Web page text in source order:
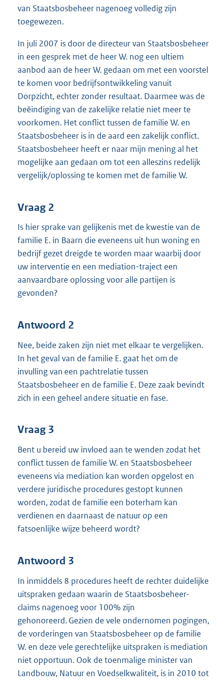
van Staatsbosbeheer nagenoeg volledig zijn
toegewezen.
In juli 2007 is door de directeur van Staatsbosbeheer
in een gesprek met de heer W. nog een ultiem
aanbod aan de heer W. gedaan om met een voorstel
te komen voor bedrijfsontwikkeling vanuit
Dorpzicht, echter zonder resultaat. Daarmee was de
beëindiging van de zakelijke relatie niet meer te
voorkomen. Het conflict tussen de familie W. en
Staatsbosbeheer is in de aard een zakelijk conflict.
Staatsbosbeheer heeft er naar mijn mening al het
mogelijke aan gedaan om tot een alleszins redelijk
vergelijk/oplossing te komen met de familie W.
Vraag 2
Is hier sprake van gelijkenis met de kwestie van de
familie E. in Baarn die eveneens uit hun woning en
bedrijf gezet dreigde te worden maar waarbij door
uw interventie en een mediation-traject een
aanvaardbare oplossing voor alle partijen is
gevonden?
Antwoord 2
Nee, beide zaken zijn niet met elkaar te vergelijken.
In het geval van de familie E. gaat het om de
invulling van een pachtrelatie tussen
Staatsbosbeheer en de familie E. Deze zaak bevindt
zich in een geheel andere situatie en fase.
Vraag 3
Bent u bereid uw invloed aan te wenden zodat het
conflict tussen de familie W. en Staatsbosbeheer
eveneens via mediation kan worden opgelost en
verdere juridische procedures gestopt kunnen
worden, zodat de familie een boterham kan
verdienen en daarnaast de natuur op een
fatsoenlijke wijze beheerd wordt?
Antwoord 3
In inmiddels 8 procedures heeft de rechter duidelijke
uitspraken gedaan waarin de Staatsbosbeheer-
claims nagenoeg voor 100% zijn
gehonoreerd. Gezien de vele ondernomen pogingen,
de vorderingen van Staatsbosbeheer op de familie
W. en deze vele gerechtelijke uitspraken is mediation
niet opportuun. Ook de toenmalige minister van
Landbouw, Natuur en Voedselkwaliteit, is in 2010 tot